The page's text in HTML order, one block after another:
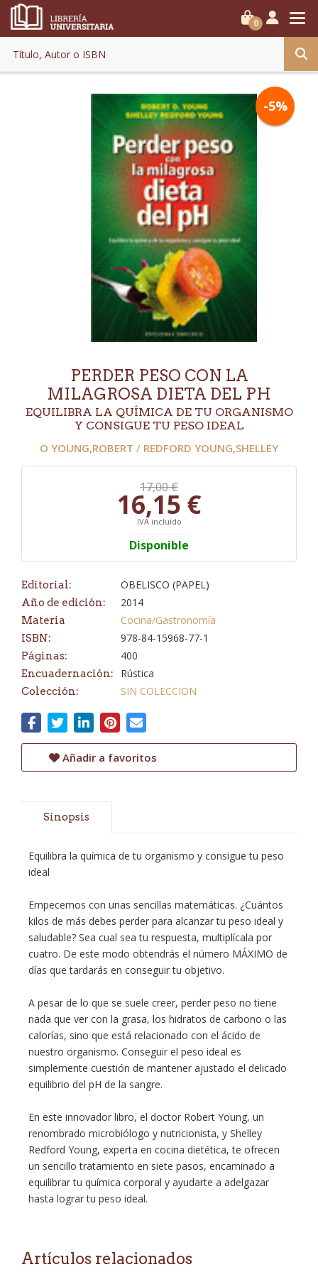
0
-5%
PERDER PESO CON LA
MILAGROSA DIETA DEL PH
EQUILIBRA LA QUÍMICA DE TU ORGANISMO
Y CONSIGUE TU PESO IDEAL
O YOUNG,ROBERT / REDFORD YOUNG,SHELLEY
17,00 €
16,15 €
IVA incluido
Disponible
Editorial: OBELISCO (PAPEL)
Año de edición: 2014
Materia Cocina/Gastronomía
ISBN: 978-84-15968-77-1
Páginas: 400
Encuadernación: Rústica
Colección: SIN COLECCION
Añadir a favoritos
Sinopsis
Equilibra la química de tu organismo y consigue tu peso
ideal
Empecemos con unas sencillas matemáticas. ¿Cuántos
kilos de más debes perder para alcanzar tu peso ideal y
saludable? Sea cual sea tu respuesta, multiplícala por
cuatro. De este modo obtendrás el número MÁXIMO de
días que tardarás en conseguir tu objetivo.
A pesar de lo que se suele creer, perder peso no tiene
nada que ver con la grasa, los hidratos de carbono o las
calorías, sino que está relacionado con el ácido de
nuestro organismo. Conseguir el peso ideal es
simplemente cuestión de mantener ajustado el delicado
equilibrio del pH de la sangre.
En este innovador libro, el doctor Robert Young, un
renombrado microbiólogo y nutricionista, y Shelley
Redford Young, experta en cocina dietética, te ofrecen
un sencillo tratamiento en siete pasos, encaminado a
equilibrar tu química corporal y ayudarte a adelgazar
hasta lograr tu peso ideal.
Artículos relacionados